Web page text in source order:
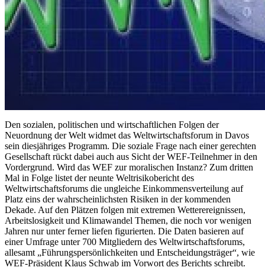
Den sozialen, politischen und wirtschaftlichen Folgen der
Neuordnung der Welt widmet das Weltwirtschaftsforum in Davos
sein diesjähriges Programm. Die soziale Frage nach einer gerechten
Gesellschaft rückt dabei auch aus Sicht der WEF-Teilnehmer in den
Vordergrund. Wird das WEF zur moralischen Instanz? Zum dritten
Mal in Folge listet der neunte Weltrisikobericht des
Weltwirtschaftsforums die ungleiche Einkommensverteilung auf
Platz eins der wahrscheinlichsten Risiken in der kommenden
Dekade. Auf den Plätzen folgen mit extremen Wetterereignissen,
Arbeitslosigkeit und Klimawandel Themen, die noch vor wenigen
Jahren nur unter ferner liefen figurierten. Die Daten basieren auf
einer Umfrage unter 700 Mitgliedern des Weltwirtschaftsforums,
allesamt „Führungspersönlichkeiten und Entscheidungsträger“, wie
WEF-Präsident Klaus Schwab im Vorwort des Berichts schreibt.